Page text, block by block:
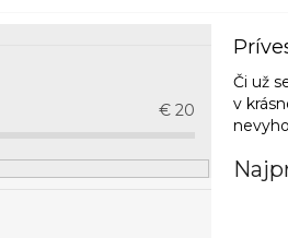
€ 20
Či už
v